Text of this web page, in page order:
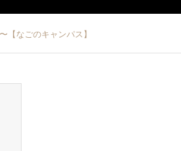
【なごのキャンパス】